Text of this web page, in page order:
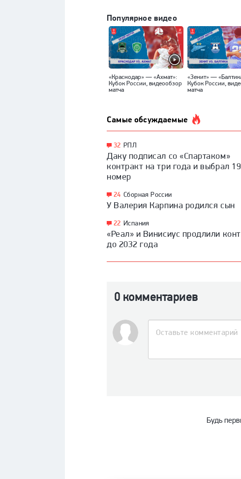
Популярное видео
«Краснодар» — «Ахмат»:
Кубок России, видеообзор
матча
«Зенит» —
Кубок России,
матча
Самые обсуждаемые
32 РПЛ
Даку подписал со «Спартаком»
контракт на три года и выбрал
номер
24 Сборная России
У Валерия Карпина родился сын
22 Испания
«Реал» и Винисиус продлили
до 2032 года
0 комментариев
Будь